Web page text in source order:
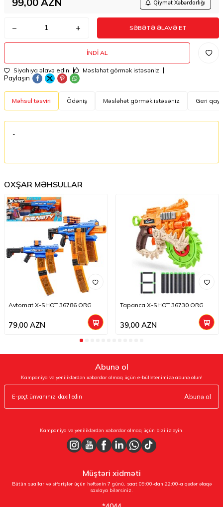
Qiymət Xəbərdarlığı
SƏBƏTƏ ƏLAVƏ ET
İNDI AL
Siyahıya əlavə edin Məsləhət görmək istəsəniz
Paylaşın
Məhsul təsviri Ödəniş Məsləhət görmək istəsəniz Geri
-
OXŞAR MƏHSULLAR
Avtomat X-SHOT 36786 ORG
79,00 AZN
Tapanca X-SHOT 36730 ORG
39,00AZN
Abunə ol
Kampaniya və yeniliklərdən xəbərdar olmaq üçün e-bülletenimizə abunə olun!
Abunə ol
Kampaniya və yeniliklərdən xəbərdar olmaq üçün bizi izləyin.
Müştəri xidməti
Bütün suallar və sifarişlər üçün həftənin 7 günü, saat 09:00-dan 22:00-a qədər əlaqə
saxlaya bilərsiniz.